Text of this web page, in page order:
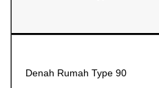
Denah Rumah Type 90